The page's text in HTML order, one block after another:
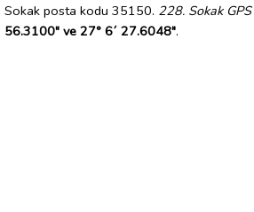
Sokak posta kodu 35150. 228. Sokak
56.3100" ve 27° 6´ 27.6048".